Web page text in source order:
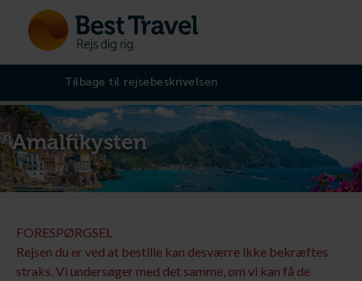
Tilbage til rejsebeskrivelsen
Amalfikysten
FORESPØRGSEL
Rejsen du er ved at bestille kan desværre ikke bekræftes
straks. Vi undersøger med det samme, om vi kan få de